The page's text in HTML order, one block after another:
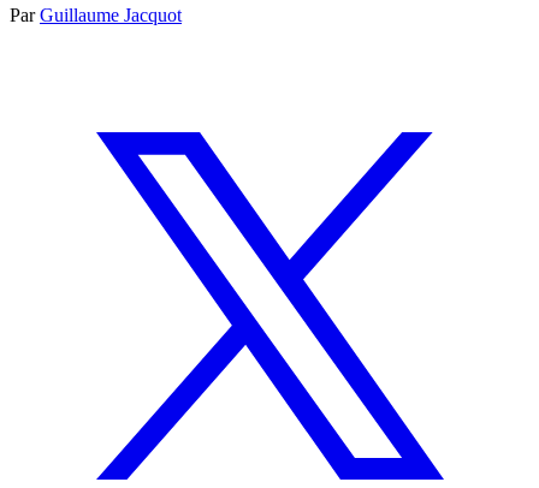
ParGuillaume Jacquot